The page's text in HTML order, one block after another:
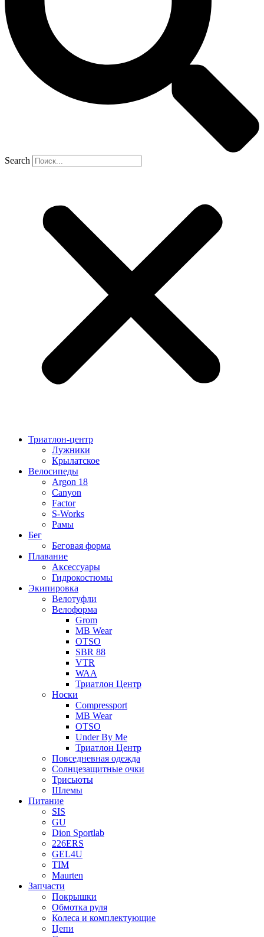
Search
Триатлон-центр
Лужники
Крылатское
Велосипеды
Argon 18
Canyon
Factor
S-Works
Рамы
Бег
Беговая форма
Плавание
Аксессуары
Гидрокостюмы
Экипировка
Велотуфли
Велоформа
Grom
MB Wear
OTSO
SBR 88
VTR
WAA
Триатлон Центр
Носки
Compressport
MB Wear
OTSO
Under By Me
Триатлон Центр
Повседневная одежда
Солнцезащитные очки
Трисьюты
Шлемы
Питание
SIS
GU
Dion Sportlab
226ERS
GEL4U
TIM
Maurten
Запчасти
Покрышки
Обмотка руля
Колеса и комплектующие
Цепи